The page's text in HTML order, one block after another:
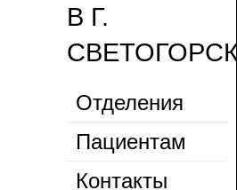
В Г.
СВЕТОГОРСК
Отделения
Пациентам
Контакты